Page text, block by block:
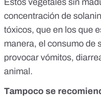
Estos vegetales sin
concentración de
tóxicos, que en los que
manera, el consumo de
provocar vómitos,
animal.
Tampoco se